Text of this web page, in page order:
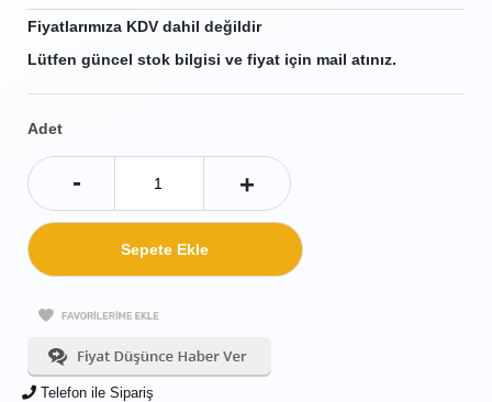
Fiyatlarımıza KDV dahil değildir
Lütfen güncel stok bilgisi ve fiyat için mail atınız.
Adet
+
-
Telefon ile Sipariş